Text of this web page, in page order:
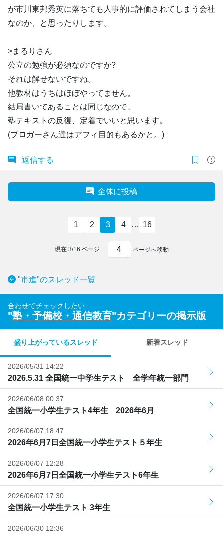
が市川東邦秀英に落ちても人事的に評価されてしまう会社
なのか、と思ったりします。
>まるりさん
公立の勉強が必須なのですか?
それは解せないですね。
他教材はうちはほぼやってません。
結局書いてあることは同じなので、
塾テキストの反復、定着でいいと思います。
(ブロガーさん達はアフィ目的もあるかと。)
返信する
全体に投稿
1 2 3 4 … 16
現在 3/16 ページ ページへ移動
"市進"のスレッド一覧
合わせてチェックしたい
"塾・予備校・通信教育"カテゴリーの掲示版
盛り上がっているスレッド 新着スレッド
2026/05/31 14:22
2026.5.31 全国統一中学生テスト 全学年統一部門
2026/06/08 00:37
全国統一小学生テスト4年生 2026年6月
2026/06/07 18:47
2026年6月7日全国統一小学生テスト５年生
2026/06/07 12:28
2026年6月7日全国統一小学生テスト6年生
2026/06/07 17:30
全国統一小学生テスト 3年生
2026/06/30 12:36